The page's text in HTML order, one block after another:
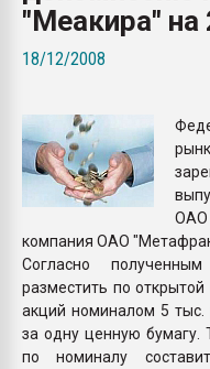
"Меакира" на
18/12/2008
компания ОАО
Согласно
разместить по
акций номиналом 5 тыс.
за одну ценную бумагу.
по номиналу